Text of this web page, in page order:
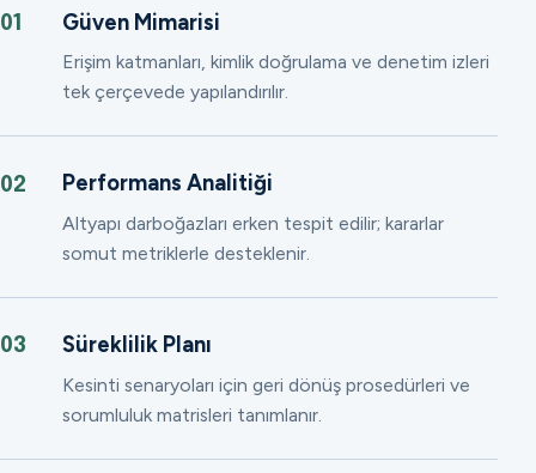
01 Güven Mimarisi
Erişim katmanları, kimlik doğrulama ve denetim izleri
tek çerçevede yapılandırılır.
02 Performans Analitiği
Altyapı darboğazları erken tespit edilir; kararlar
somut metriklerle desteklenir.
03 Süreklilik Planı
Kesinti senaryoları için geri dönüş prosedürleri ve
sorumluluk matrisleri tanımlanır.